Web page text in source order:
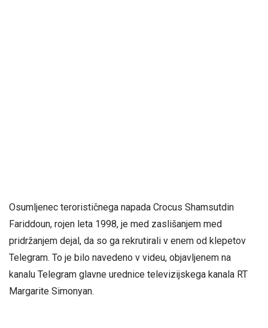
Osumljenec terorističnega napada Crocus Shamsutdin
Fariddoun, rojen leta 1998, je med zaslišanjem med
pridržanjem dejal, da so ga rekrutirali v enem od klepetov
Telegram. To je bilo navedeno v videu, objavljenem na
kanalu Telegram glavne urednice televizijskega kanala RT
Margarite Simonyan.